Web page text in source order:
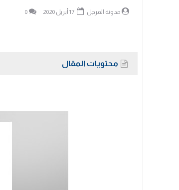
مدونة المرجل 0
محتويات المقال